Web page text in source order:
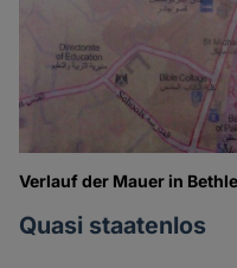
Verlauf der Mauer in
Quasi staatenlos